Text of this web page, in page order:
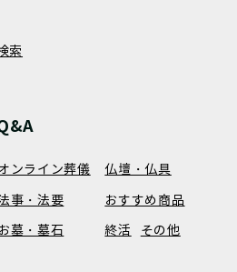
索
ンライン葬儀
仏壇・仏具
事・法要
おすすめ商品
お墓・墓石 終活 その他